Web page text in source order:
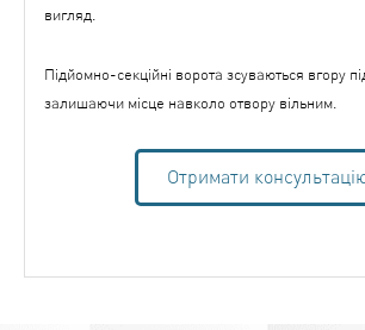
вигляд.
Підйомно-секційні ворота зсуваються вгору
залишаючи місце навколо отвору вільним.
Отримати